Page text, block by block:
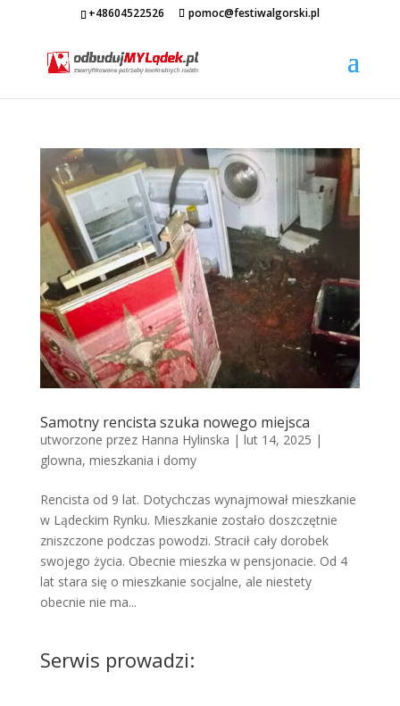
+48604522526 pomoc@festiwalgorski.pl
Samotny rencista szuka nowego miejsca
utworzone przez Hanna Hylinska | lut 14, 2025 |
glowna, mieszkania i domy
Rencista od 9 lat. Dotychczas wynajmował mieszkanie
w Lądeckim Rynku. Mieszkanie zostało doszczętnie
zniszczone podczas powodzi. Stracił cały dorobek
swojego życia. Obecnie mieszka w pensjonacie. Od 4
lat stara się o mieszkanie socjalne, ale niestety
obecnie nie ma...
Serwis prowadzi: